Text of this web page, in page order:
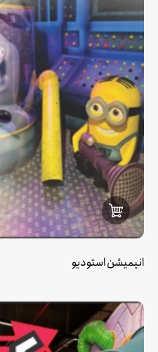
انیمیشن استودیو